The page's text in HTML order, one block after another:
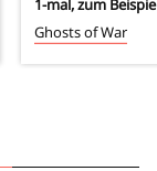
1-mal, zum
Ghosts of War